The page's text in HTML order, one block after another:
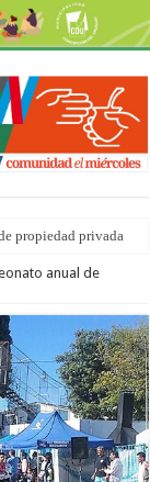
propiedad privada
anual de